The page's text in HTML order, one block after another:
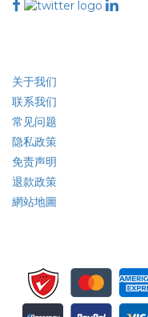
关于我们
联系我们
常见问题
隐私政策
免责声明
退款政策
網站地圖